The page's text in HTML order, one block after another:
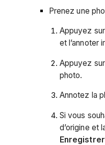
Prenez une
Appuyez sur
et l’annoter
Appuyez sur
photo.
Annotez la
Si vous
d’origine et